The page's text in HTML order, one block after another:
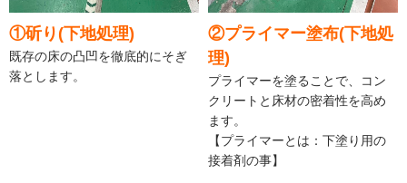
①斫り(下地処理)
既存の床の凸凹を徹底的にそぎ
落とします。
②プライマー塗布(下地処
理)
プライマーを塗ることで、コン
クリートと床材の密着性を高め
ます。
【プライマーとは：下塗り用の
接着剤の事】